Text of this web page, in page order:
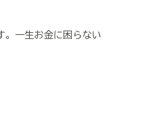
。一生お金に困らない